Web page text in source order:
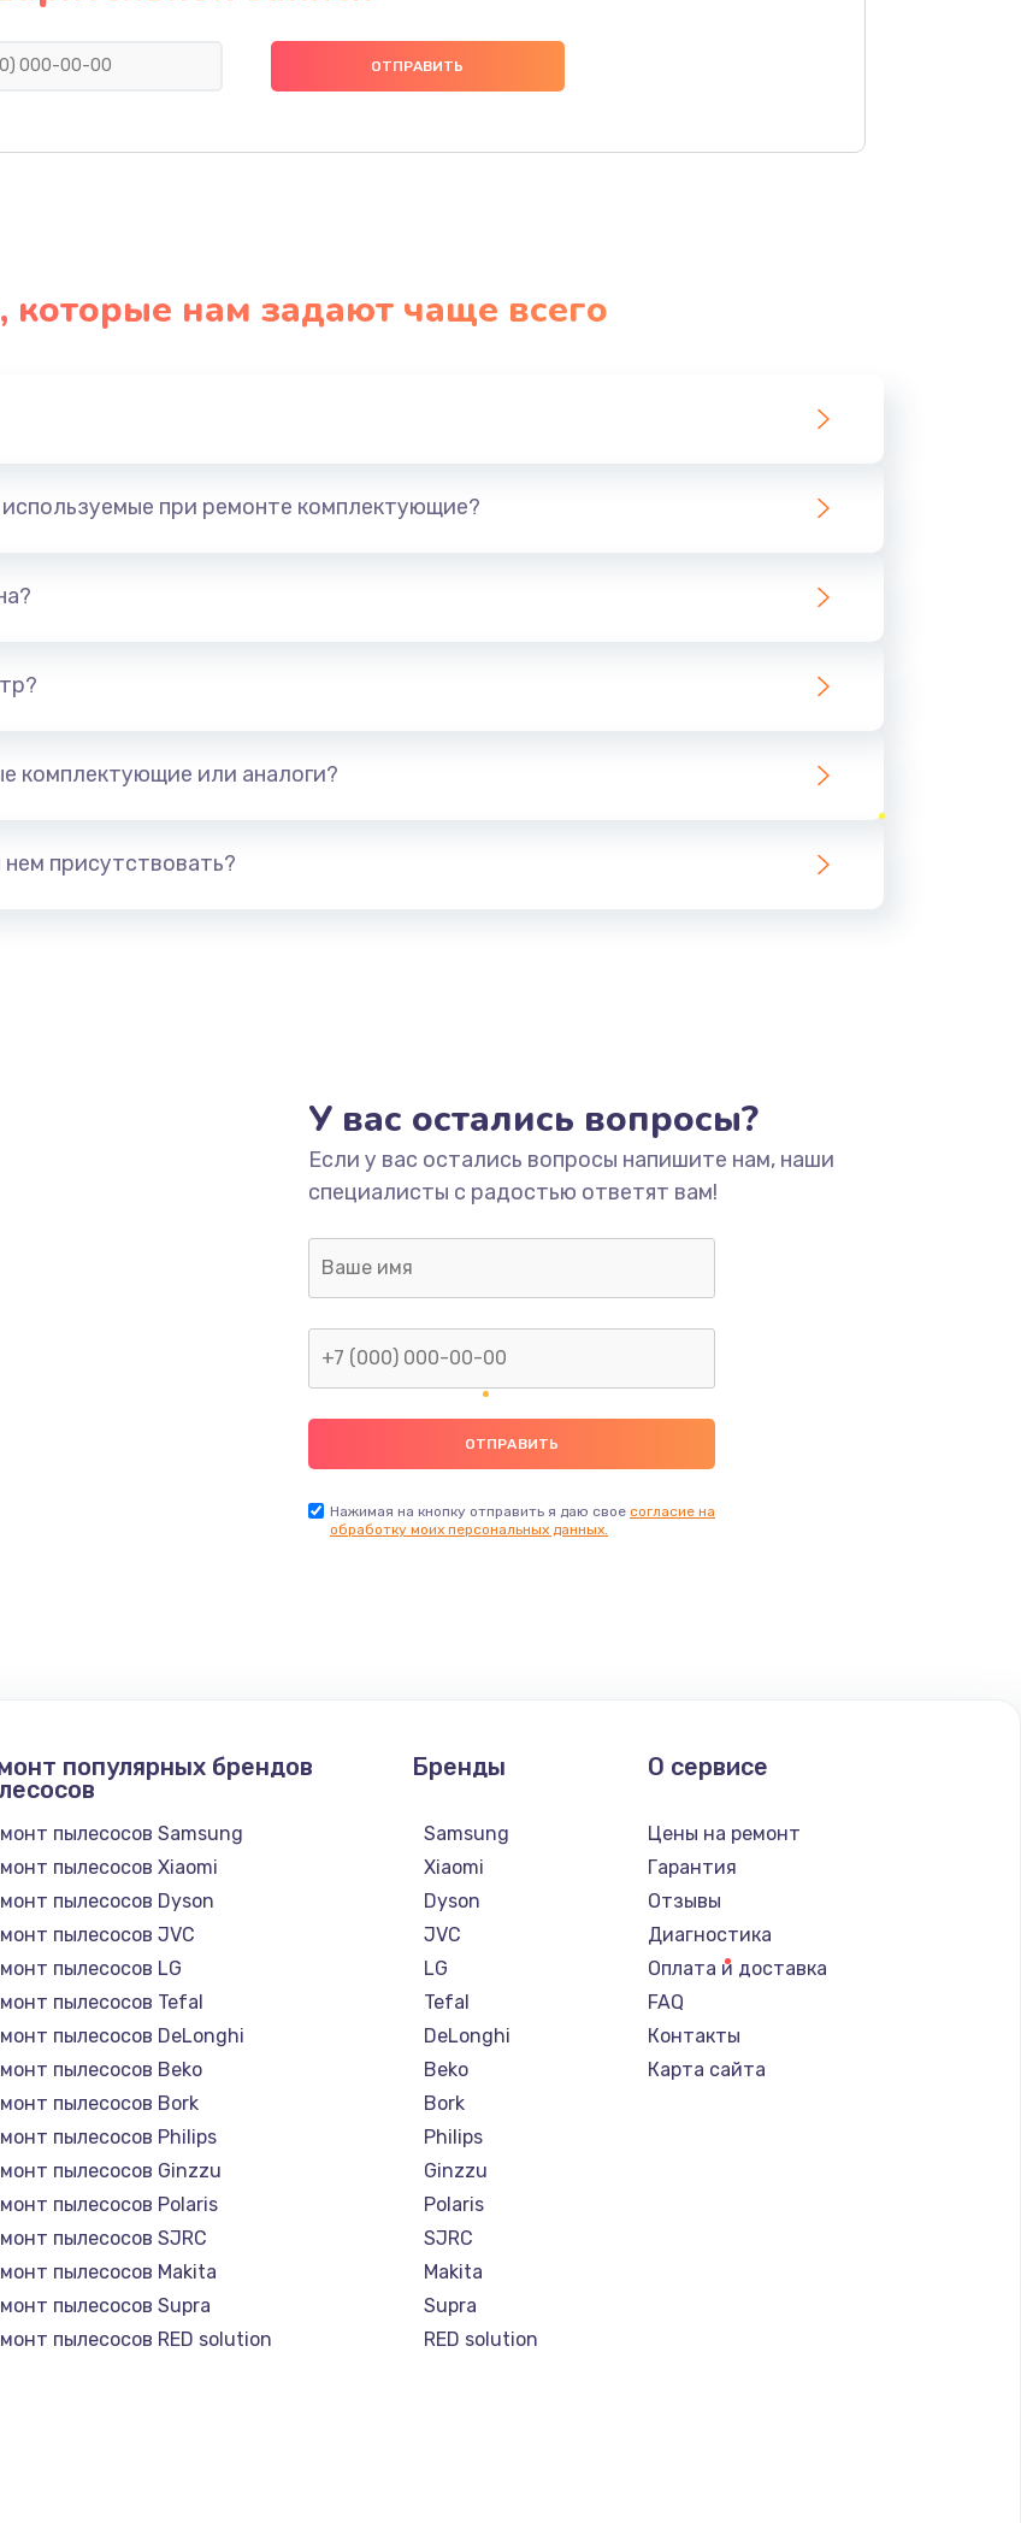
нам задают чаще всего
используемые при ремонте комплектующие?
комплектующие или аналоги?
присутствовать?
У вас остались вопросы?
Если у вас остались вопросы напишите нам, наши
специалисты с радостью ответят вам!
Нажимая на кнопку отправить я даю свое согласие на
обработку моих персональных данных.
популярных брендов
пылесосов Samsung
пылесосов Xiaomi
пылесосов Dyson
пылесосов JVC
пылесосов LG
пылесосов Tefal
пылесосов DeLonghi
пылесосов Beko
пылесосов Bork
пылесосов Philips
пылесосов Ginzzu
пылесосов Polaris
пылесосов SJRC
пылесосов Makita
пылесосов Supra
пылесосов RED solution
Бренды
Samsung
Xiaomi
Dyson
JVC
LG
Tefal
DeLonghi
Beko
Bork
Philips
Ginzzu
Polaris
SJRC
Makita
Supra
RED solution
О сервисе
Цены на ремонт
Гарантия
Отзывы
Диагностика
Оплата и доставка
FAQ
Контакты
Карта сайта